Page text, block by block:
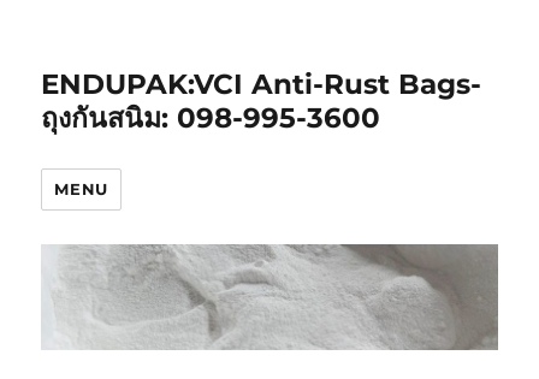
ENDUPAK:VCI Anti-Rust Bags-
ถุงกันสนิม: 098-995-3600
MENU